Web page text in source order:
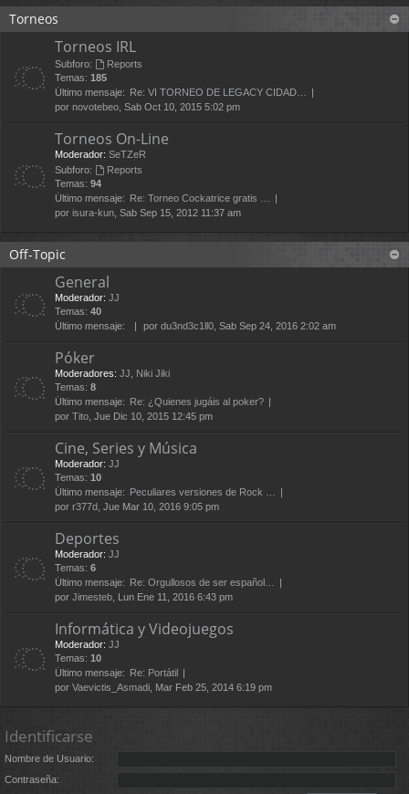
Torneos
Torneos IRL
Subforo:
Reports
Temas: 185
Último mensaje:
Re: VI TORNEO DE LEGACY CIDAD…
por novotebeo, Sab Oct 10, 2015 5:02 pm
Torneos On-Line
Moderador: SeTZeR
Subforo:
Reports
Temas: 94
Último mensaje:
Re: Torneo Cockatrice gratis …
por isura-kun, Sab Sep 15, 2012 11:37 am
Off-Topic
General
Moderador: JJ
Temas: 40
Último mensaje:
por du3nd3c1ll0, Sab Sep 24, 2016 2:02 am
Póker
Moderadores: JJ, Niki Jiki
Temas: 8
Último mensaje:
Re: ¿Quienes jugáis al poker?
por Tito, Jue Dic 10, 2015 12:45 pm
Cine, Series y Música
Moderador: JJ
Temas: 10
Último mensaje:
Peculiares versiones de Rock …
por r377d, Jue Mar 10, 2016 9:05 pm
Deportes
Moderador: JJ
Temas: 6
Último mensaje:
Re: Orgullosos de ser español…
por Jimesteb, Lun Ene 11, 2016 6:43 pm
Informática y Videojuegos
Moderador: JJ
Temas: 10
Último mensaje:
Re: Portátil
por Vaevictis_Asmadi, Mar Feb 25, 2014 6:19 pm
Identificarse
Nombre de Usuario:
Contraseña: